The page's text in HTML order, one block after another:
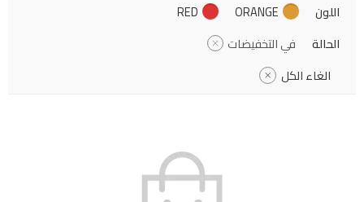
اللون ORANGE
RED
الحالة
في التخفيضات
الغاء الكل